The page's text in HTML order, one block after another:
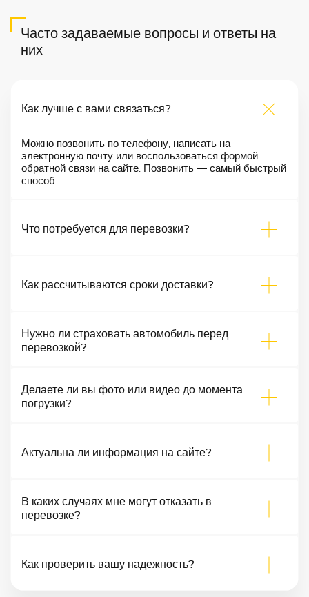
Часто задаваемые вопросы и ответы на
них
Как лучше с вами связаться?
Можно позвонить по телефону, написать на
электронную почту или воспользоваться формой
обратной связи на сайте. Позвонить — самый быстрый
способ.
Что потребуется для перевозки?
Как рассчитываются сроки доставки?
Нужно ли страховать автомобиль перед
перевозкой?
Делаете ли вы фото или видео до момента
погрузки?
Актуальна ли информация на сайте?
В каких случаях мне могут отказать в
перевозке?
Как проверить вашу надежность?